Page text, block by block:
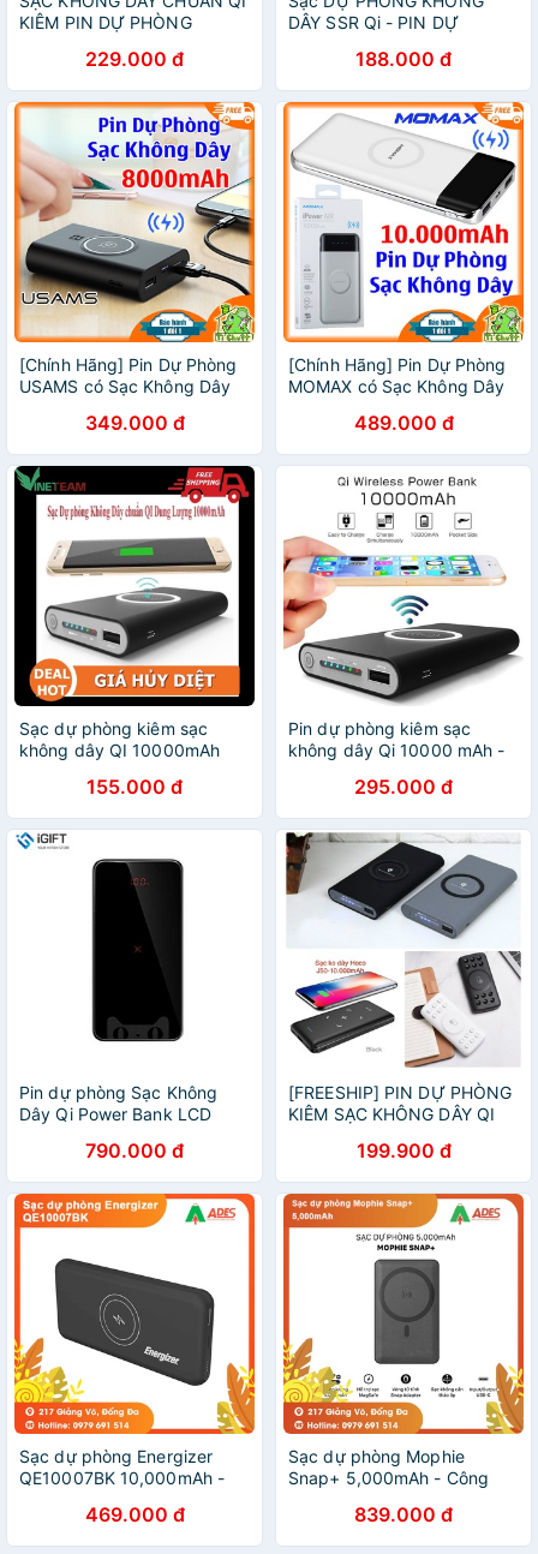
KIÊM PIN DỰ PHÒNG
229.000 đ
DÂY SSR Qi - PIN DỰ
(PD125159)188.000 đ
[Chính Hãng] Pin Dự Phòng
USAMS có Sạc Không Dây
349.000 đ
[Chính Hãng] Pin Dự Phòng
MOMAX có Sạc Không Dây
489.000 đ
Sạc dự phòng kiêm sạc
không dây QI 10000mAh
155.000 đ
Pin dự phòng kiêm sạc
không dây Qi 10000 mAh -
295.000 đ
Pin dự phòng Sạc Không
Dây Qi Power Bank LCD
790.000 đ
[FREESHIP] PIN DỰ PHÒNG
KIÊM SẠC KHÔNG DÂY QI
J56 10.000MAH
199.900 đ
Sạc dự phòng Energizer
QE10007BK 10,000mAh -
chuẩn Qi, thiết kế nhỏ gọn
tiện lợi
469.000 đ
Sạc dự phòng Mophie
Snap+ 5,000mAh - Công
Qi - Bảo hành chính hãng 24
tháng
839.000 đ